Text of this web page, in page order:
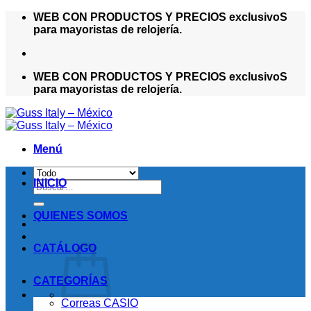
SaltarWEB CON PRODUCTOS Y PRECIOS exclusivoS
para mayoristas de relojería.
WEB CON PRODUCTOS Y PRECIOS exclusivoS
para mayoristas de relojería.
Menú
Buscar
por:
INICIO
QUIENES SOMOS
CATÁLOGO
CATEGORÍAS
Correas CASIO